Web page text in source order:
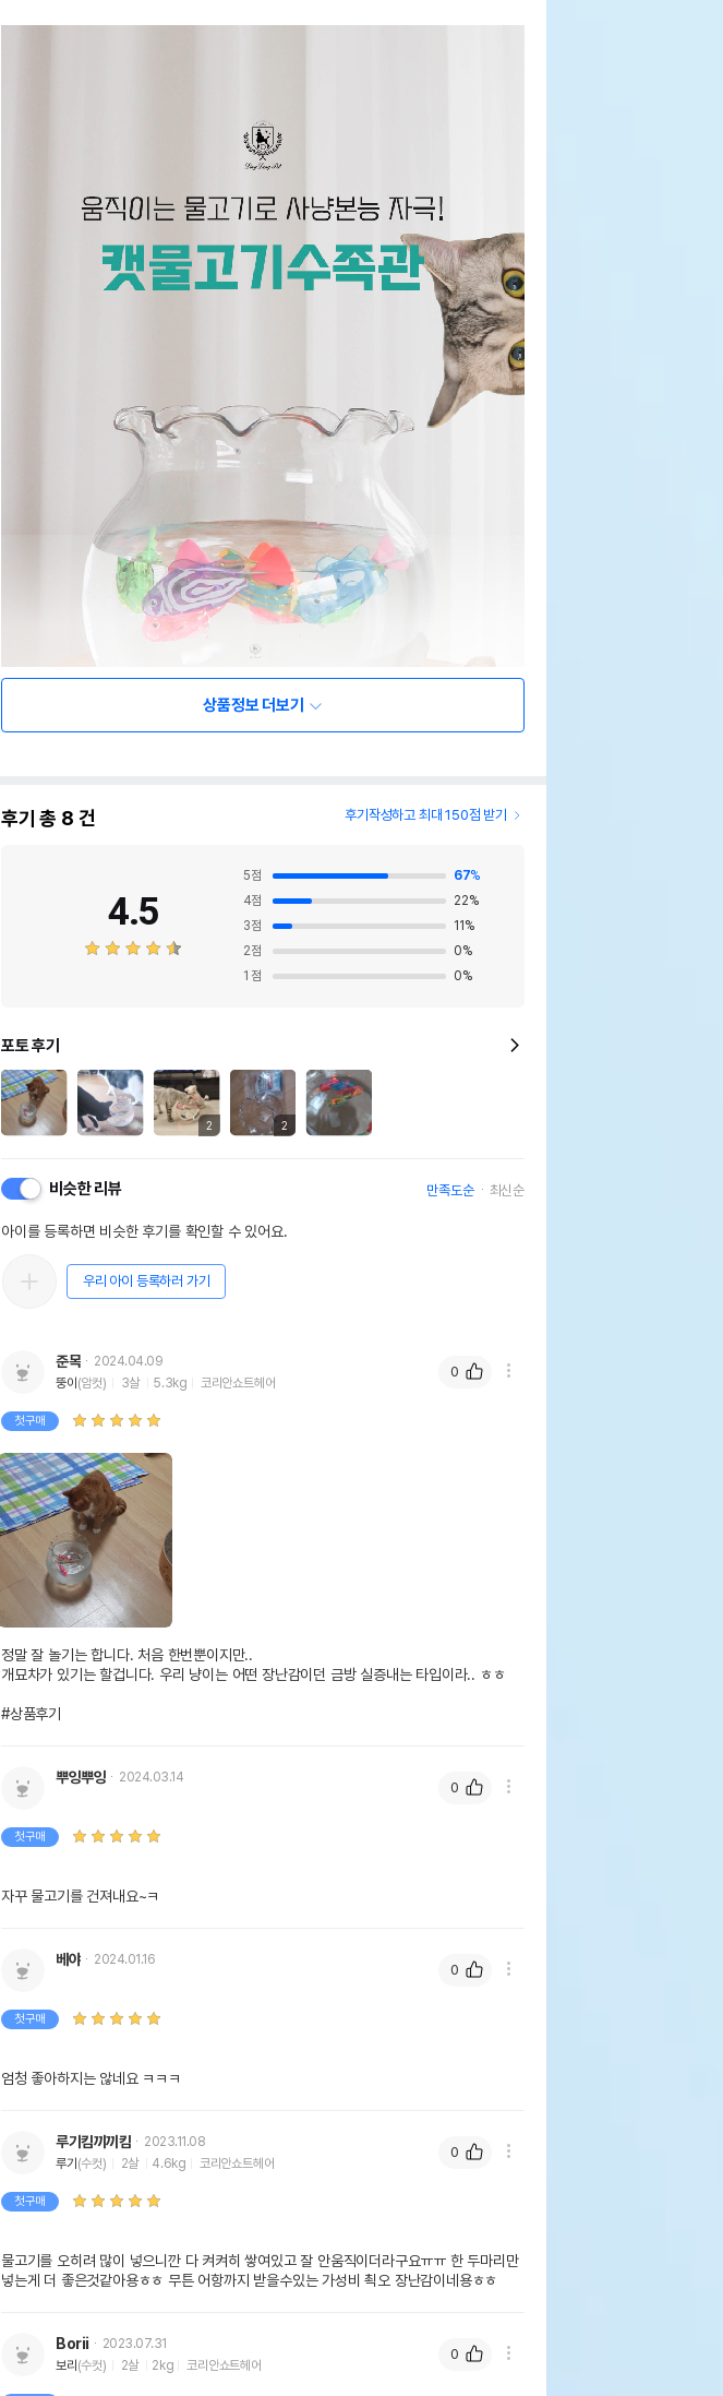
상품정보 더보기
후기 총 8 건 후기작성하고 최대 150점 받기
4.5
5점 67%
4점 22%
3점 11 %
2점 0%
1 점 0%
포토 후기
2 2
비슷한 리뷰 만족도순 최신순
아이를 등록하면 비슷한 후기를 확인할 수 있어요.
우리 아이 등록하러 가기
준목
2024.04.09
뚱이(암컷) 3살 5.3kg 코리안쇼트헤어
첫구매
정말 잘 놀기는 합니다. 처음 한번뿐이지만..
개묘차가 있기는 할겁니다. 우리 냥이는 어떤 장난감이던 금방 실증내는 타입이라.. ㅎㅎ
#상품후기
0
뿌잉뿌잉 2024.03.14
첫구매
자꾸 물고기를 건져내요~ㅋ
0
베야 2024.01.16
첫구매
엄청 좋아하지는 않네요 ㅋㅋㅋ
0
루기킴끼끼킴
2023.11.08
루기(수컷) 2살 4.6kg 코리안쇼트헤어
첫구매
물고기를 오히려 많이 넣으니깐 다 켜켜히 쌓여있고 잘 안움직이더라구요ㅠㅠ 한 두마리만
넣는게 더 좋은것같아용ㅎㅎ 무튼 어항까지 받을수있는 가성비 쵝오 장난감이네용ㅎㅎ
0
Borii
2023.07.31
보리(수컷) 2살 2kg 코리안쇼트헤어
0